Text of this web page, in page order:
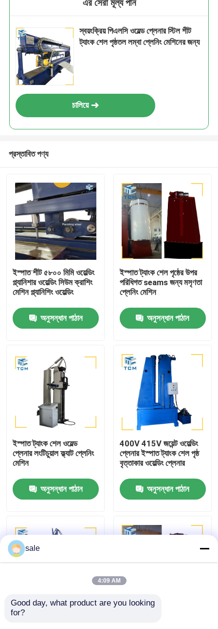
আমাদের সম্বন্ধে
কারখানা পরিদর্শন
গুণমান নিয়ন্ত্রণ
আমাদের সাথে যোগাযোগ করুন
খবর
মামলা
এর সেরা মূল্য পান
স্বয়ংক্রিয় পিএলসি ওয়েল্ড প্লেনার স্টিল শীট
ট্যাংক শেল পৃষ্ঠতল লম্বা প্লেনিং মেশিনের জন্য
চালিয়ে
প্রস্তাবিত পণ্য
ইস্পাত শীট ৫৮০০ মিমি ওয়েল্ডিং
প্ল্যানিশার ওয়েল্ডিং সিউম ক্রাশিং
মেশিন প্ল্যানিশিং ওয়েল্ডিং
অনুসন্ধান পাঠান
ইস্পাত ট্যাংক শেল পৃষ্ঠের উপর
পরিধিগত seams জন্য মসৃণতা
প্লেনিং মেশিন
অনুসন্ধান পাঠান
ইস্পাত ট্যাংক শেল ওয়েল্ড
প্লেনার লংটিচুয়াল ফ্ল্যাট প্লেনিং
মেশিন
অনুসন্ধান পাঠান
400V 415V জয়েন্ট ওয়েল্ডিং
প্লেনার ইস্পাত ট্যাংক শেল পৃষ্ঠ
বৃত্তাকার ওয়েল্ডিং প্লেনার
অনুসন্ধান পাঠান
কাস্টম ইস্পাত ট্যাংক লম্বা
sale
4:09 AM
Good day, what product are you looking
for?